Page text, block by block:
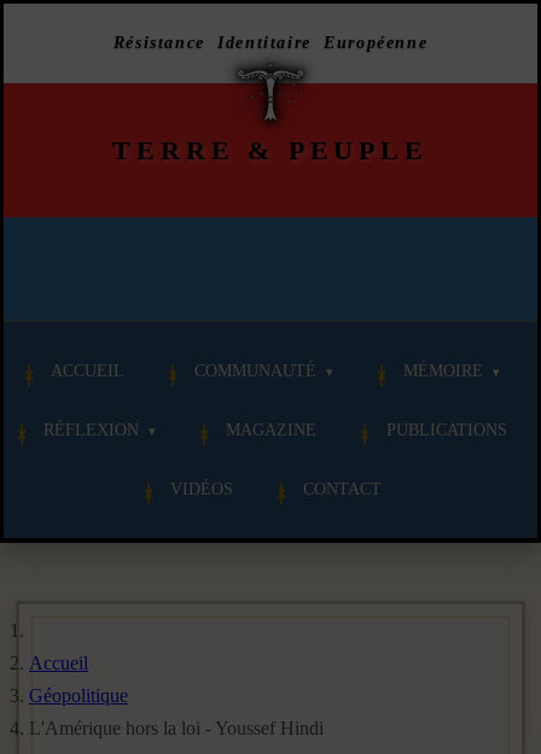
Résistance Identitaire Européenne
TERRE & PEUPLE
ACCUEIL COMMUNAUTÉ MÉMOIRE
RÉFLEXION MAGAZINE PUBLICATIONS
VIDÉOS CONTACT
Accueil
Géopolitique
L'Amérique hors la loi - Youssef Hindi